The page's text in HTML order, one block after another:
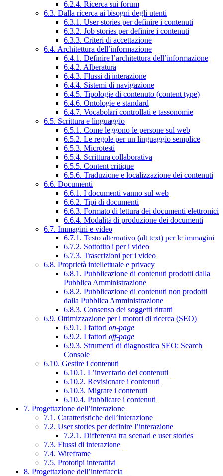
6.2.4. Ricerca sui forum
6.3. Dalla ricerca ai bisogni degli utenti
6.3.1. User stories per definire i contenuti
6.3.2. Job stories per definire i contenuti
6.3.3. Criteri di accettazione
6.4. Architettura dell’informazione
6.4.1. Definire l’architettura dell’informazione
6.4.2. Alberatura
6.4.3. Flussi di interazione
6.4.4. Sistemi di navigazione
6.4.5. Tipologie di contenuto (content type)
6.4.6. Ontologie e standard
6.4.7. Vocabolari controllati e tassonomie
6.5. Scrittura e linguaggio
6.5.1. Come leggono le persone sul web
6.5.2. Le regole per un linguaggio semplice
6.5.3. Microtesti
6.5.4. Scrittura collaborativa
6.5.5. Content critique
6.5.6. Traduzione e localizzazione dei contenuti
6.6. Documenti
6.6.1. I documenti vanno sul web
6.6.2. Tipi di documenti
6.6.3. Formato di lettura dei documenti elettronici
6.6.4. Modalità di produzione dei documenti
6.7. Immagini e video
6.7.1. Testo alternativo (alt text) per le immagini
6.7.2. Sottotitoli per i video
6.7.3. Trascrizioni per i video
6.8. Proprietà intellettuale e privacy
6.8.1. Pubblicazione di contenuti prodotti dalla
Pubblica Amministrazione
6.8.2. Pubblicazione di contenuti non prodotti
dalla Pubblica Amministrazione
6.8.3. Consenso dei soggetti ritratti
6.9. Ottimizzazione per i motori di ricerca (SEO)
6.9.1. I fattori on-page
6.9.2. I fattori off-page
6.9.3. Strumenti di diagnostica SEO: Search
Console
6.10. Gestire i contenuti
6.10.1. L’inventario dei contenuti
6.10.2. Revisionare i contenuti
6.10.3. Migrare i contenuti
6.10.4. Pubblicare i contenuti
7. Progettazione dell’interazione
7.1. Caratteristiche dell’interazione
7.2. User stories per definire l’interazione
7.2.1. Differenza tra scenari e user stories
7.3. Flussi di interazione
7.4. Wireframe
7.5. Prototipi interattivi
8. Progettazione dell’interfaccia